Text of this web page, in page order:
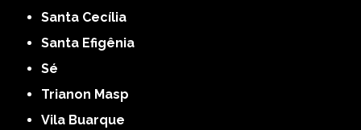
Santa Cecília
Santa Efigênia
Sé
Trianon Masp
Vila Buarque